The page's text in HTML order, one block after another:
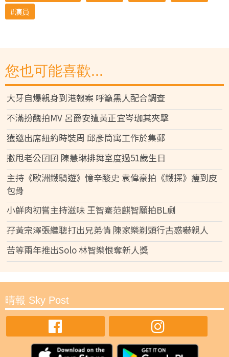
演員
您也可能喜歡...
大牙自爆親身到港報案 呼籲黑人配合調查
不滿扮醜拍MV 呂爵安遭黃正宜岑珈其夾擊
獲邀出席紐約時裝周 邱彥筒寓工作於集郵
撇甩老公囝囝 陳慧琳排舞室度過51歲生日
主持《歐洲鐵騎遊》憶辛酸史 袁偉豪拍《鐵探》瘦到皮
包骨
小鮮肉初嘗主持滋味 王智騫范麒智願拍BL劇
孖黃宗澤張繼聰打出兄弟情 陳家樂剃頭行古惑嚇親人
苦等兩年推出Solo 林智樂恨奪新人獎
晴報 Sky Post